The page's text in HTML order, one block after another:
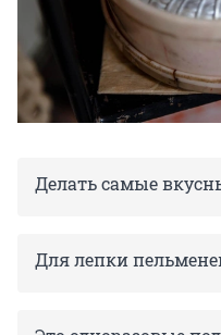
Делать самые
Для лепки